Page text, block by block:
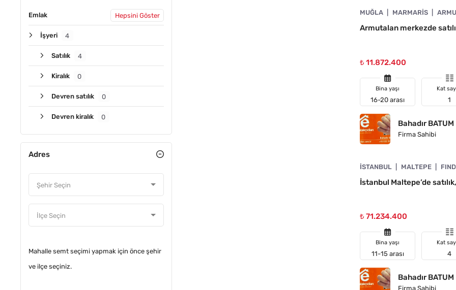
Emlak Hepsini Göster
İşyeri 4
Satılık 4
Kiralık 0
Devren satılık 0
Devren kiralık 0
Adres
Mahalle semt seçimi yapmak için önce şehir
ve ilçe seçiniz.
MUĞLA MARMARIS
Armutalan merkezde
₺ 11.872.400
Bina yaşı
16-20 arası
Kat
1
Bahadır BATUM
Firma Sahibi
İSTANBUL MALTEPE
İstanbul Maltepe’de
₺ 71.234.400
Bina yaşı
11-15 arası
Kat
4
Bahadır BATUM
Firma Sahibi